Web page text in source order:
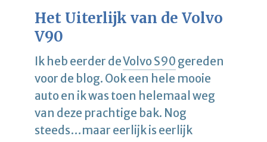
Het Uiterlijk van de Volvo
V90
Ik heb eerder deVolvo S90 gereden
voor de blog. Ook een hele mooie
auto en ik was toen helemaal weg
van deze prachtige bak. Nog
steeds…maar eerlijk is eerlijk